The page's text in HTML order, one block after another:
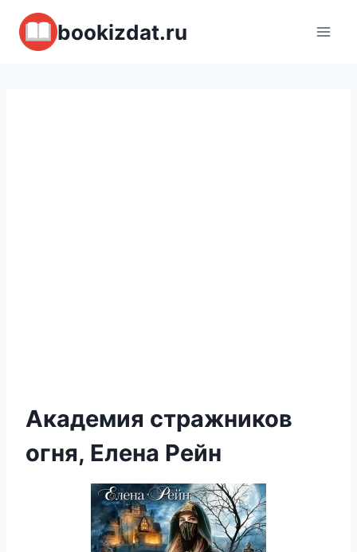
Перейти
содержимому
bookizdat.ru
Академия стражников
огня, Елена Рейн